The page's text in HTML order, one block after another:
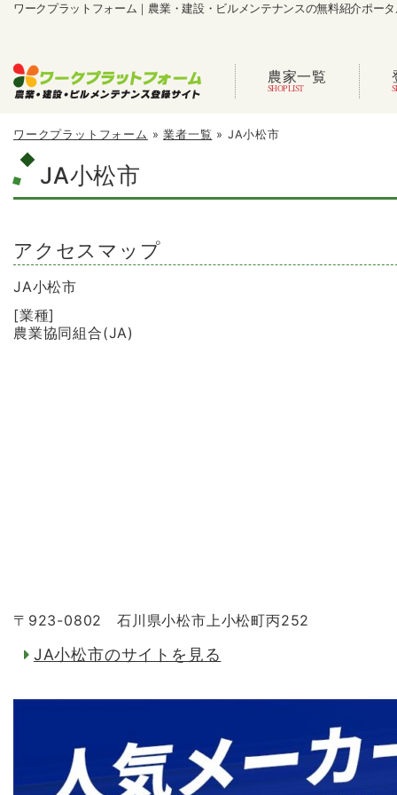
ワークプラットフォーム｜農業・建設・ビルメンテナンスの無料紹介ポー
農家一覧
ワークプラットフォーム »業者一覧 » JA小松市
JA小松市
アクセスマップ
JA小松市
[業種]
農業協同組合(JA)
〒923-0802 石川県小松市上小松町丙252
JA小松市のサイトを見る